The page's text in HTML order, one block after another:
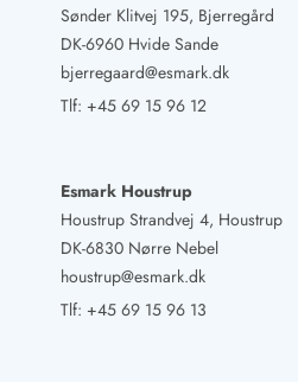
Sønder Klitvej 195, Bjerregård
DK-6960 Hvide Sande
bjerregaard@esmark.dk
Tlf: +45 69 15 96 12
Esmark Houstrup
Houstrup Strandvej 4, Houstrup
DK-6830 Nørre Nebel
houstrup@esmark.dk
Tlf: +45 69 15 96 13